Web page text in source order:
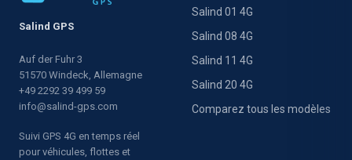
Salind GPS
Auf der Fuhr 3
51570 Windeck, Allemagne
+49 2292 39 499 59
info@salind-gps.com
Suivi GPS 4G en temps réel
pour véhicules, flottes et
Salind 01 4G
Salind 08 4G
Salind 11 4G
Salind 20 4G
Comparez tous les modèles